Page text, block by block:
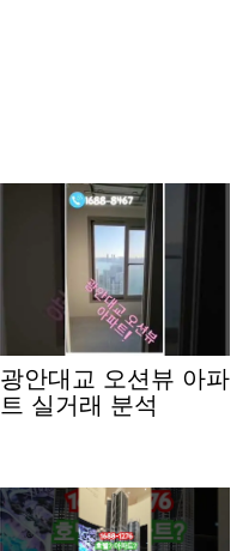
광안대교 오션뷰 아파
트 실거래 분석